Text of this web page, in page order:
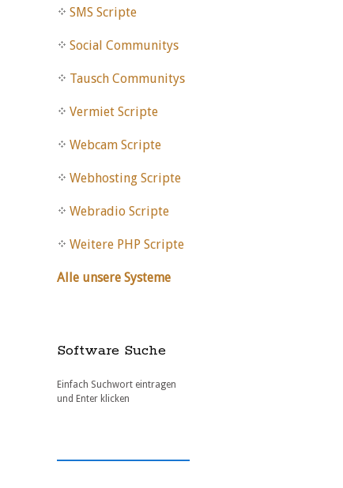
SMS Scripte
Social Communitys
Tausch Communitys
Vermiet Scripte
Webcam Scripte
Webhosting Scripte
Webradio Scripte
Weitere PHP Scripte
Alle unsere Systeme
Software Suche
Einfach Suchwort eintragen
und Enter klicken